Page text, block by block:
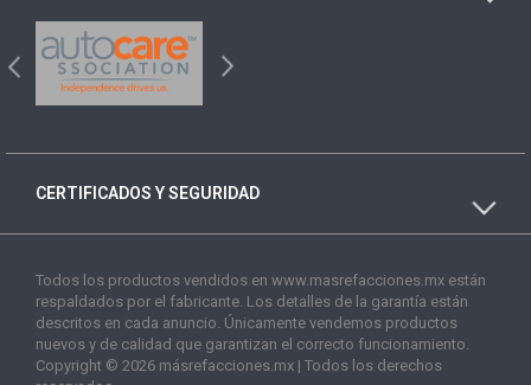
CERTIFICADOS Y SEGURIDAD
Todos los productos vendidos en www.masrefacciones.mx están
respaldados por el fabricante. Los detalles de la garantía están
descritos en cada anuncio. Únicamente vendemos productos
nuevos y de calidad que garantizan el correcto funcionamiento.
Copyright © 2026 másrefacciones.mx | Todos los derechos